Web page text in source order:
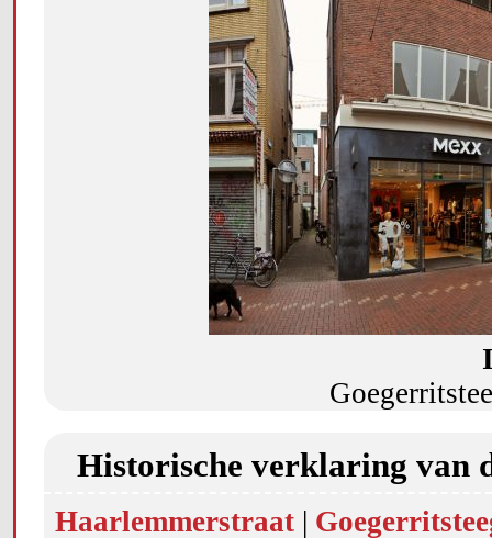
Historische verklaring van
Haarlemmerstraat |